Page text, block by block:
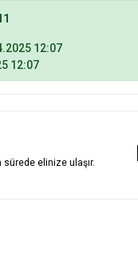
12:07
12:07
sürede elinize ulaşır.